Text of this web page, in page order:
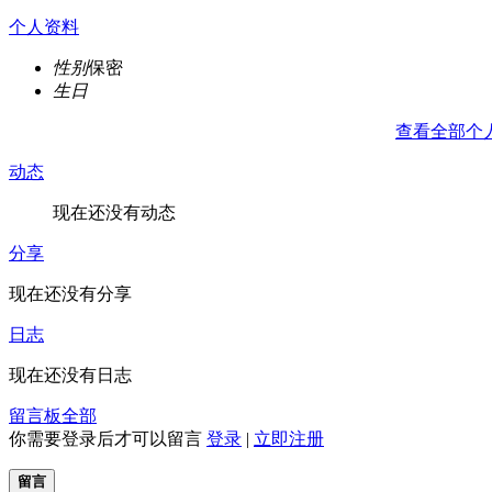
个人资料
性别保密
生日
查看全部个
动态
现在还没有动态
分享
现在还没有分享
日志
现在还没有日志
留言板全部
你需要登录后才可以留言 登录 | 立即注册
留言